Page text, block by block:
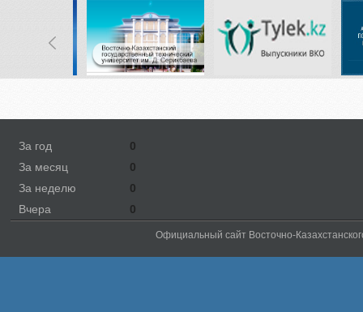
За год
0
За месяц
0
За неделю
0
Вчера
0
Официальный сайт Восточно-